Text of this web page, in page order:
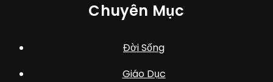
Chuyên Mục
Đời Sống
Giáo Dục